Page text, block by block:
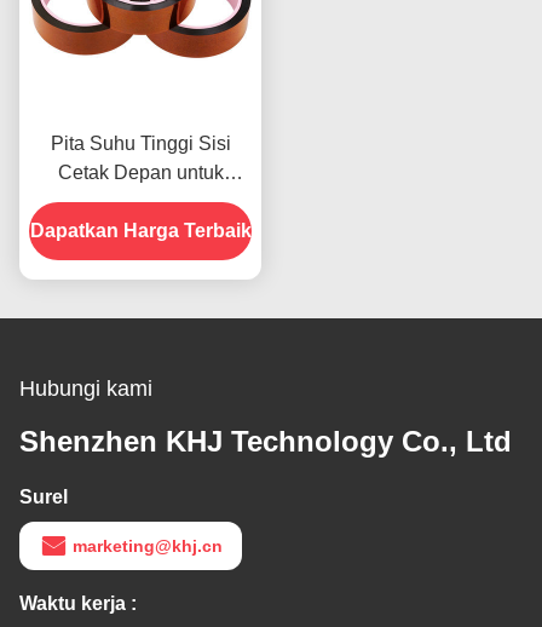
Pita Suhu Tinggi Sisi
Cetak Depan untuk
Produk Dalam Stok
Dapatkan Harga Terbaik
Hubungi kami
Shenzhen KHJ Technology Co., Ltd
Surel
marketing@khj.cn
Waktu kerja :